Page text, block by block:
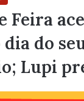
Feira
dia do
Lupi